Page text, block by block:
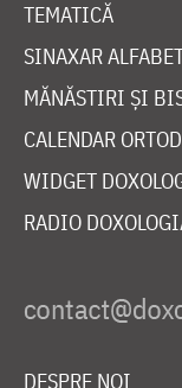
TEMATICĂ
SINAXAR
MĂNĂSTIRI ȘI
CALENDAR
WIDGET
RADIO
DESPRE NOI